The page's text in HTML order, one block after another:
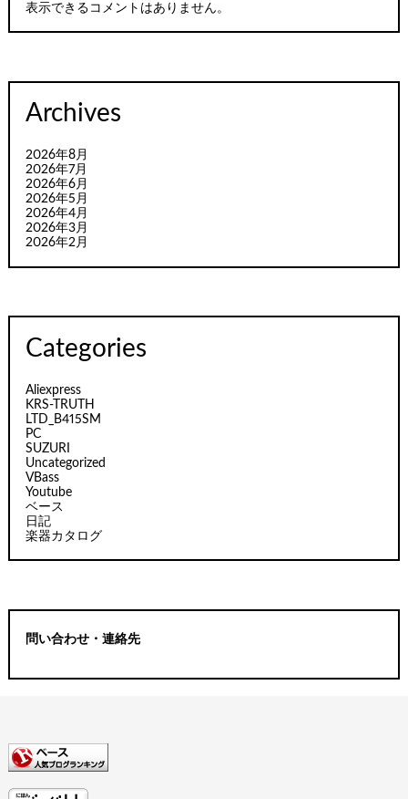
表示できるコメントはありません。
Archives
2026年8月
2026年7月
2026年6月
2026年5月
2026年4月
2026年3月
2026年2月
Categories
Aliexpress
KRS-TRUTH
LTD_B415SM
PC
SUZURI
Uncategorized
VBass
Youtube
ベース
日記
楽器カタログ
問い合わせ・連絡先